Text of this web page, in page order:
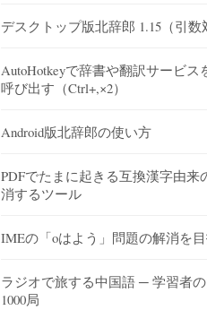
デスクトップ版北辞郎 1.15（引数
AutoHotkeyで辞書や翻訳サービス
呼び出す（Ctrl+,×2）
Android版北辞郎の使い方
PDFでたまに起きる互換漢字由来
消するツール
IMEの「oはよう」問題の解消を
ラジオで旅する中国語 ─ 学習者
1000局